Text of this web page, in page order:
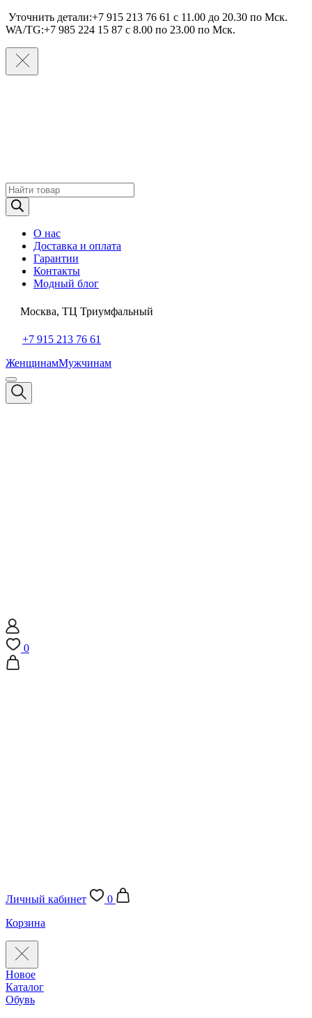
Уточнить детали:+7 915 213 76 61 c 11.00 до 20.30 по Мcк.
WA/TG:+7 985 224 15 87 c 8.00 по 23.00 по Мcк.
Поиск
товаров
О нас
Доставка и оплата
Гарантии
Контакты
Модный блог
Москва, ТЦ Триумфальный
+7 915 213 76 61
ЖенщинамМужчинам
0
Личный кабинет
0
Корзина
Новое
Каталог
Обувь